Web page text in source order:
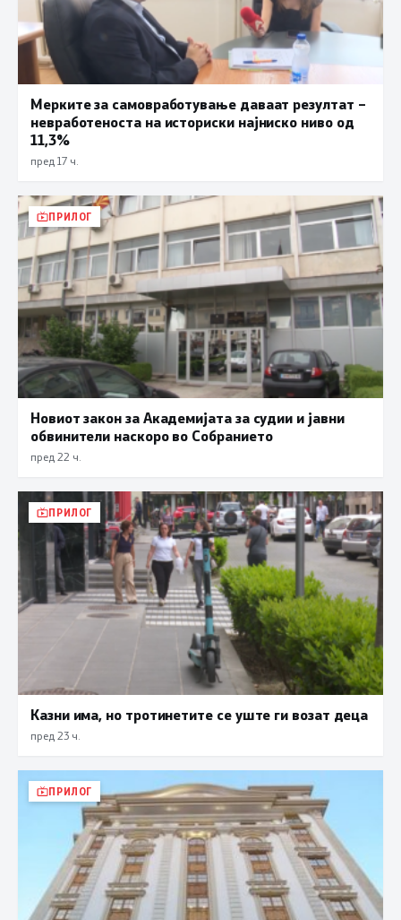
Мерките за самовработување даваат резултат –
невработеноста на историски најниско ниво од
11,3%
пред 17 ч.
ПРИЛОГ
Новиот закон за Академијата за судии и јавни
обвинители наскоро во Собранието
пред 22 ч.
ПРИЛОГ
Казни има, но тротинетите се уште ги возат деца
пред 23 ч.
ПРИЛОГ